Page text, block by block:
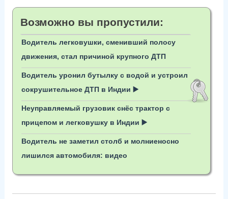
Возможно вы пропустили:
Водитель легковушки, сменивший полосу
движения, стал причиной крупного ДТП
Водитель уронил бутылку с водой и устроил
сокрушительное ДТП в Индии ▶️
Неуправляемый грузовик снёс трактор с
прицепом и легковушку в Индии ▶️
Водитель не заметил столб и молниеносно
лишился автомобиля: видео